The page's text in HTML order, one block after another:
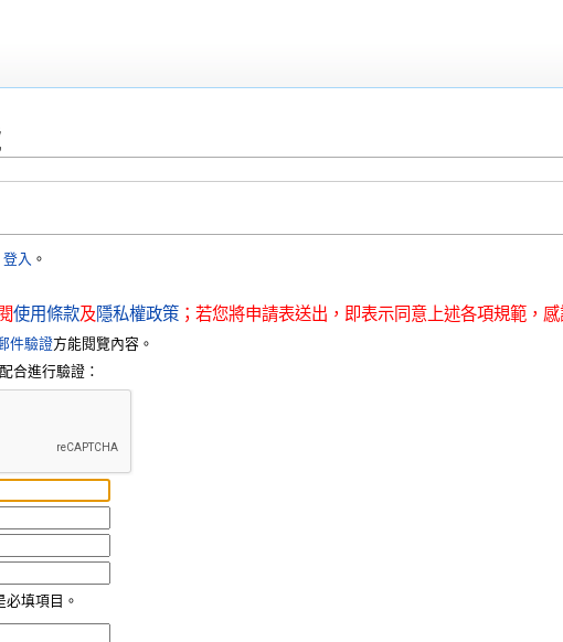
登入 。
使用條款及隱私權政策；若您將申請表送出，即表示同意上述各項規範，感
件驗證方能閱覽內容。
合進行驗證：
必填項目。